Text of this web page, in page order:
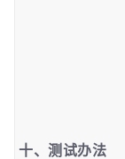
十、测试办法